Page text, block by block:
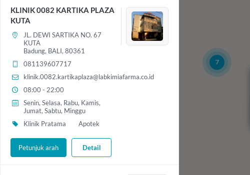
KLINIK 0082 KARTIKA PLAZA
KUTA
JL. DEWI SARTIKA NO. 67
KUTA
Badung, BALI, 80361
081139607717
klinik.0082.kartikaplaza@labkimiafarma.co.id
08:00 - 22:00
Senin, Selasa, Rabu, Kamis,
Jumat, Sabtu, Minggu
Klinik Pratama
Apotek
Petunjuk arah Detail
7